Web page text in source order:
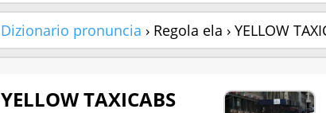
Dizionario pronuncia › Regola ela › YELLOW
YELLOW TAXICABS